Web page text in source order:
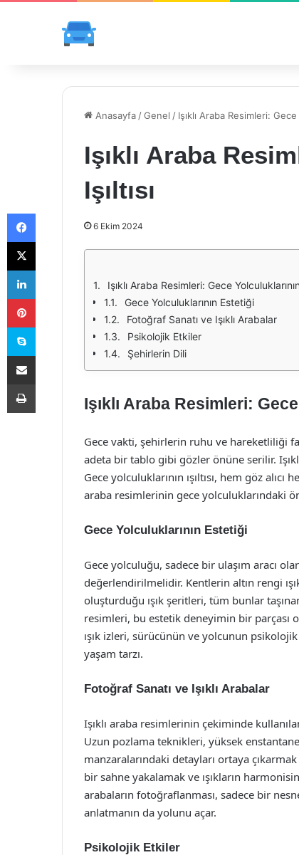
Anasayfa /Genel / Işıklı Araba Resimleri: Gece
Işıklı Araba
Işıltısı
6 Ekim 2024
Işıklı Araba Resimleri: Gece Yolculuklarının
Gece Yolculuklarının Estetiği
Fotoğraf Sanatı ve Işıklı Arabalar
Psikolojik Etkiler
Şehirlerin Dili
Işıklı Araba Resimleri: Gece
Gece vakti, şehirlerin ruhu ve hareketliliği
adeta bir tablo gibi gözler önüne serilir.
Gece yolculuklarının ışıltısı, hem göz
araba resimlerinin gece yolculuklarındaki
Gece Yolculuklarının Estetiği
Gece yolculuğu, sadece bir ulaşım aracı
değerlendirilmelidir. Kentlerin altın rengi
oluşturduğu ışık şeritleri, tüm bunlar
resimleri, bu estetik deneyimin bir parçası
ışık izleri, sürücünün ve yolcunun
yaşam tarzı.
Fotoğraf Sanatı ve Işıklı Arabalar
Işıklı araba resimlerinin çekiminde
Uzun pozlama teknikleri, yüksek
manzaralarındaki detayları ortaya
bir sahne yakalamak ve ışıkların
arabaların fotoğraflanması, sadece bir
anlatmanın da yolunu açar.
Psikolojik Etkiler
Facebook
X
LinkedIn
Pinterest
Skype
E-Posta ile paylaş